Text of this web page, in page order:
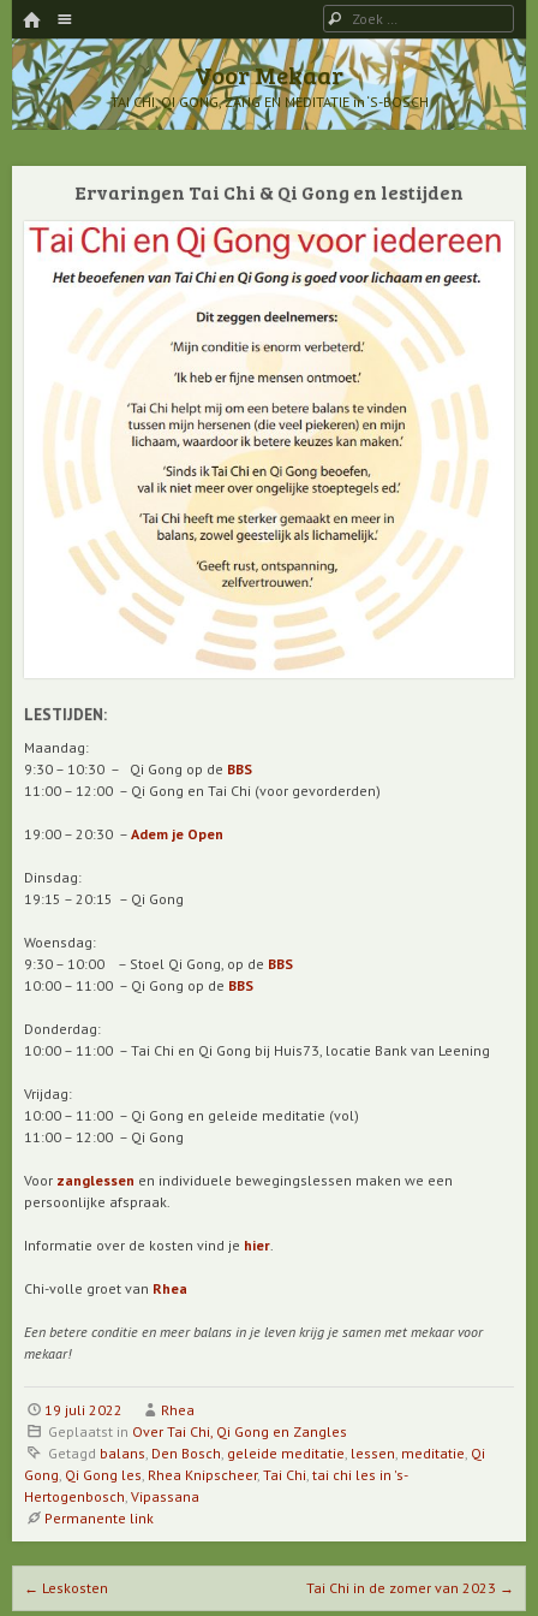
HOME
SPRING NAAR INHOUD
Zoeken
Voor Mekaar
TAI CHI, QI GONG, ZANG EN MEDITATIE in ‘S-BOSCH
Ervaringen Tai Chi & Qi Gong en lestijden
LESTIJDEN:
Maandag:
9:30 – 10:30 – Qi Gong op de BBS
11:00 – 12:00 – Qi Gong en Tai Chi (voor gevorderden)
19:00 – 20:30 – Adem je Open
Dinsdag:
19:15 – 20:15 – Qi Gong
Woensdag:
9:30 – 10:00 – Stoel Qi Gong, op de BBS
10:00 – 11:00 – Qi Gong op de BBS
Donderdag:
10:00 – 11:00 – Tai Chi en Qi Gong bij Huis73, locatie Bank van Leening
Vrijdag:
10:00 – 11:00 – Qi Gong en geleide meditatie (vol)
11:00 – 12:00 – Qi Gong
Voor zanglessen en individuele bewegingslessen maken we een
persoonlijke afspraak.
Informatie over de kosten vind je hier
Chi-volle groet van Rhea
Een betere conditie en meer balans in je leven krijg je samen met mekaar voor
mekaar!
19 juli 2022
Rhea
Geplaatst in Over Tai Chi, Qi Gong en Zangles
Getagd balans Den Bosch geleide meditatie lessen meditatie Qi
Gong Qi Gong les Rhea Knipscheer, Tai Chi tai chi les in 's-
Hertogenbosch Vipassana
Permanente link
Berichtnavigatie
← Leskosten Tai Chi in de zomer van 2023 →